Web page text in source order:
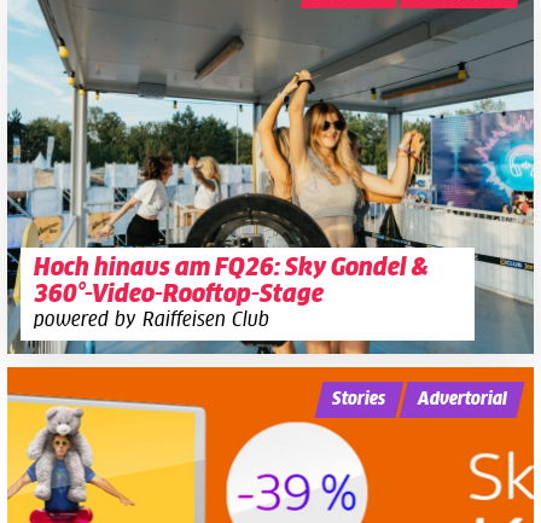
Hoch hinaus am FQ26: Sky Gondel &
360°-Video-Rooftop-Stage
powered by Raiffeisen Club
Stories Advertorial